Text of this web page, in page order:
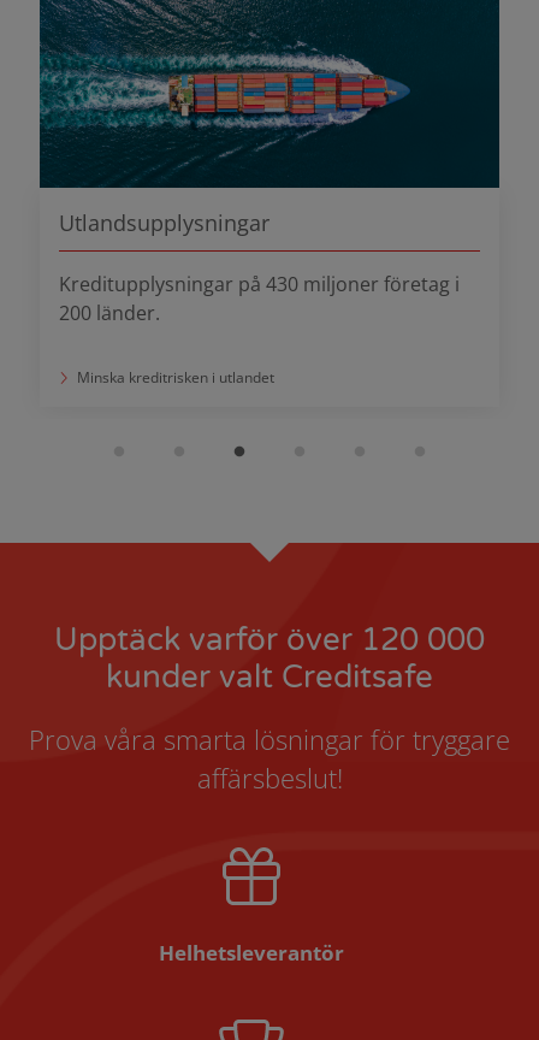
Automatiserade kreditbeslut
Sekundsnabba kreditkontroller med
kreditmall som beslutsstöd.
Effektivisera dina processer
Upptäck varför över 120 000
kunder valt Creditsafe
Prova våra smarta lösningar för tryggare
affärsbeslut!
Helhetsleverantör